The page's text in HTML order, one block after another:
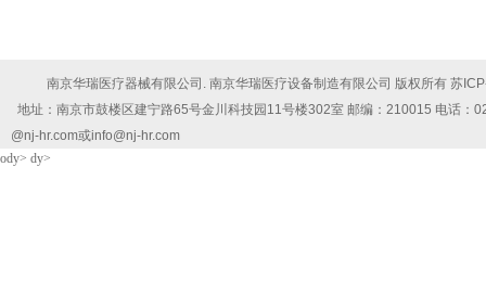
南京华瑞医疗器械有限公司. 南京华瑞医疗设备制造有限公司 版权所有 苏
地址：南京市鼓楼区建宁路65号金川科技园11号楼302室 邮编：210015 电话
@nj-hr.com或info@nj-hr.com
ody> dy>